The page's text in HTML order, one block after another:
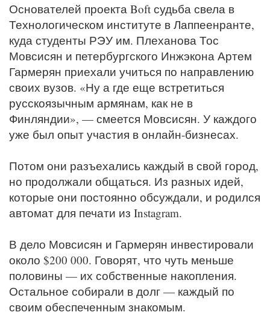
Основателей проекта Boft судьба свела в
Технологическом институте в Лаппеенранте,
куда студенты РЭУ им. Плеханова Тос
Мовсисян и петербургского Инжэкона Артем
Гармерян приехали учиться по направлению
своих вузов. «Ну а где еще встретиться
русскоязычным армянам, как не в
Финляндии», — смеется Мовсисян. У каждого
уже был опыт участия в онлайн-бизнесах.
Потом они разъехались каждый в свой город,
но продолжали общаться. Из разных идей,
которые они постоянно обсуждали, и родился
автомат для печати из Instagram.
В дело Мовсисян и Гармерян инвестировали
около $200 000. Говорят, что чуть меньше
половины — их собственные накопления.
Остальное собирали в долг — каждый по
своим обеспеченным знакомым.